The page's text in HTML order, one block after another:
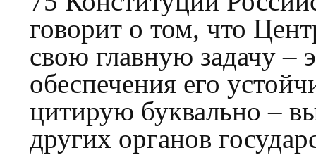
говорит о том, что
свою главную задачу –
обеспечения его
цитирую буквально –
других органов